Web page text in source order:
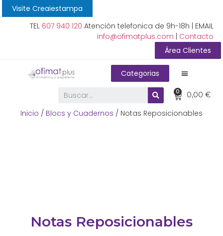
Visite Creaiestampa
TEL 607 940 120 Atención telefonica de 9h-18h | EMAIL
info@ofimatplus.com
Contacto
Área Clientes
Categorias
0,00€
0
Inicio / Blocs y Cuadernos / Notas Reposicionables
Notas Reposicionables